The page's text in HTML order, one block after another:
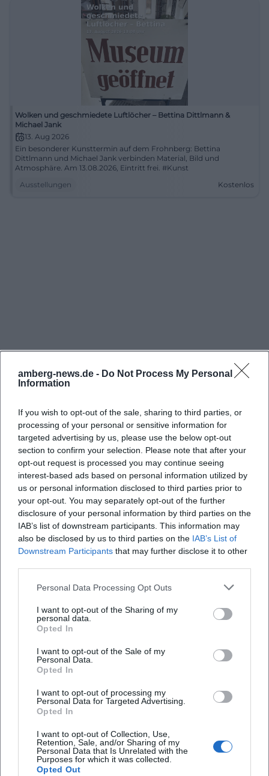
amberg-news.de - Do Not Process My Personal
Information
If you wish to opt-out of the sale, sharing to third parties, or
processing of your personal or sensitive information for
targeted advertising by us, please use the below opt-out
section to confirm your selection. Please note that after your
opt-out request is processed you may continue seeing
interest-based ads based on personal information utilized by
us or personal information disclosed to third parties prior to
your opt-out. You may separately opt-out of the further
disclosure of your personal information by third parties on the
IAB’s list of downstream participants. This information may
also be disclosed by us to third parties on the IAB’s List of
Downstream Participants that may further disclose it to other
Personal Data Processing Opt Outs
I want to opt-out of the Sharing of my
personal data.
Opted In
I want to opt-out of the Sale of my
Personal Data.
Opted In
I want to opt-out of processing my
Personal Data for Targeted Advertising.
Opted In
I want to opt-out of Collection, Use,
Retention, Sale, and/or Sharing of my
Personal Data that Is Unrelated with the
Purposes for which it was collected.
Opted Out
Wolken und geschmiedete Luftlöcher – Bettina Dittlmann &
Michael Jank
13. Aug 2026
Ein besonderer Kunsttermin auf dem Frohnberg: Bettina
Dittlmann und Michael Jank verbinden Material, Bild und
Atmosphäre. Am 13.08.2026, Eintritt frei. #Kunst
Ausstellungen
Kostenlos
Bewertungen
RY
Schöne kleine, charmante Location, um hier zu
Mittag oder Abend zu essen oder Kaffee und
Kuchen zu genießen. Macht einen Spaziergang
in der Gegend und kommt dann hierher.
DB Duane Beach
5. September 2021
Liebe die Außensitzplätze... das Schnitzel ist auch
lecker.